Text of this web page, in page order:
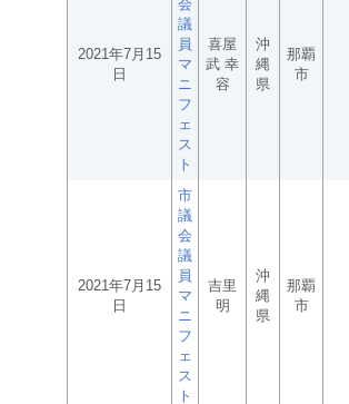
2021年7月15
日
会
議
員
マ
ニ
フ
ェ
ス
ト
喜屋
武 幸
容
沖
縄
県
那覇
市
2021年7月15
日
市
議
会
議
員
マ
ニ
フ
ェ
ス
ト
吉里
明
沖
縄
県
那覇
市